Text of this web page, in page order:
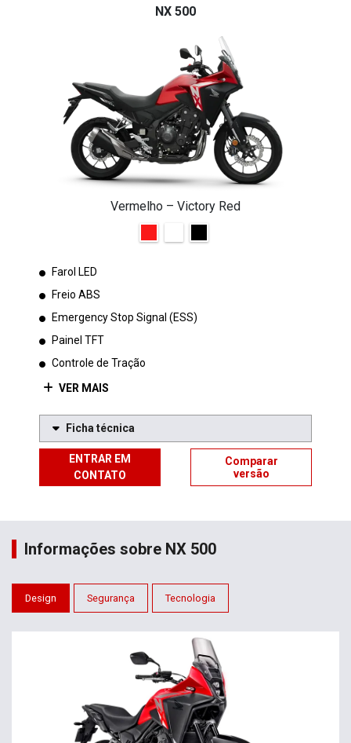
NX 500
Vermelho – Victory Red
Farol LED
Freio ABS
Emergency Stop Signal (ESS)
Painel TFT
Controle de Tração
VER MAIS
Ficha técnica
ENTRAR EM
CONTATO
Comparar
versão
Informações sobre NX 500
Design Segurança Tecnologia